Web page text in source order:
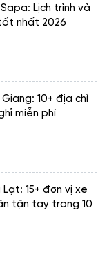
Lịch trình và
nhất 2026
10+ địa chỉ
miễn phí
15+ đơn vị xe
tận tay trong 10